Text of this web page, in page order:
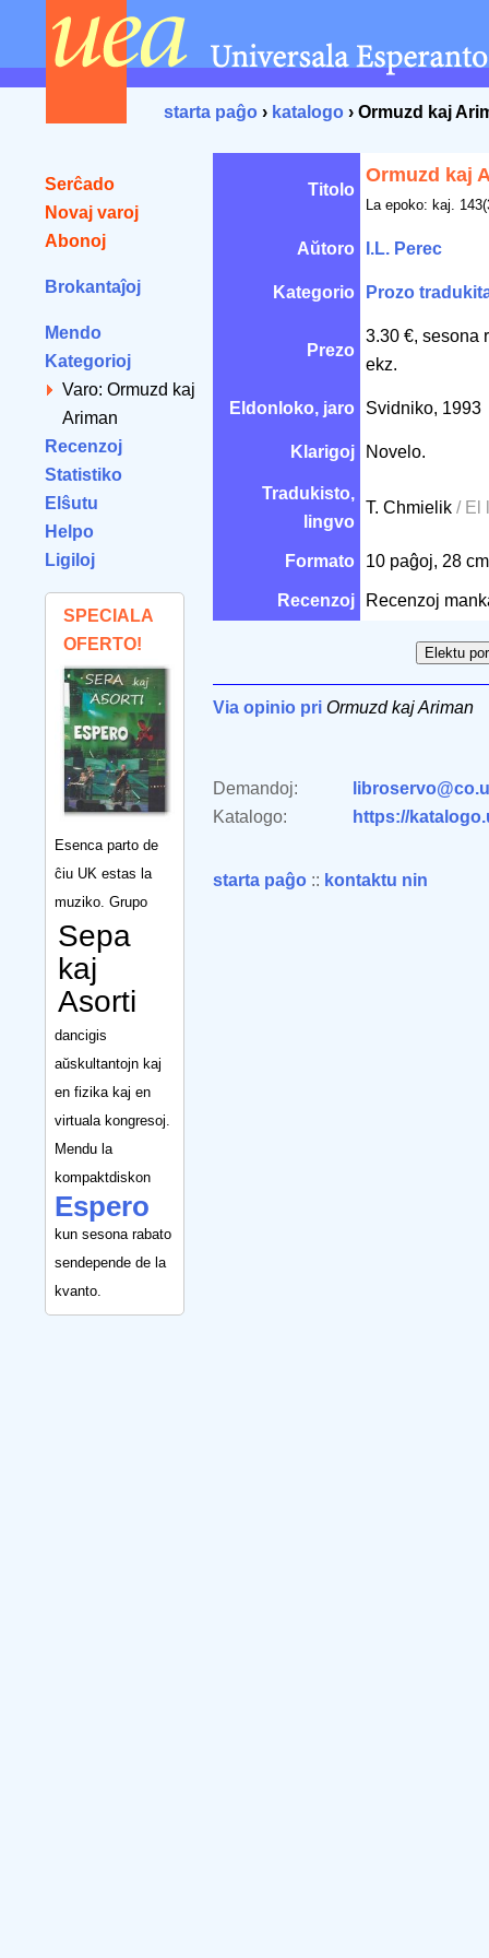
starta paĝo › katalogo › Ormuzd kaj
Serĉado
Novaj varoj
Abonoj
Brokantaĵoj
Mendo
Kategorioj
Varo: Ormuzd kaj
Ariman
Recenzoj
Statistiko
Elŝutu
Helpo
Ligiloj
SPECIALA
OFERTO!
Esenca parto de
ĉiu UK estas la
muziko. Grupo
Sepa
kaj
Asorti
dancigis
aŭskultantojn kaj
en fizika kaj en
virtuala kongresoj.
Mendu la
kompaktdiskon
Espero
kun sesona rabato
sendepende de la
kvanto.
Titolo
Ormuzd kaj
La epoko: kaj.
Aŭtoro I.L. Perec
Kategorio Prozo
Prezo
3.30 €, sesona
ekz.
Eldonloko, jaro Svidniko, 1993
Klarigoj Novelo.
Tradukisto,
lingvo
T. Chmielik / El
Formato 10 paĝoj, 28
Recenzoj Recenzoj
Via opinio pri Ormuzd kaj Ariman
Demandoj:
Katalogo:
https://
starta paĝo :: kontaktu nin